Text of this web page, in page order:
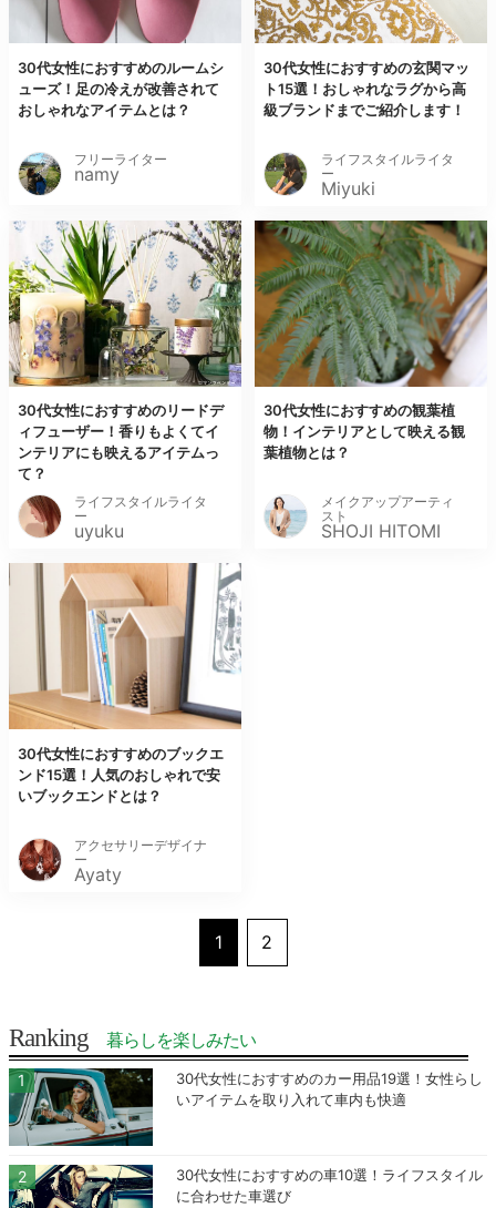
30代女性におすすめのルームシ
ューズ！足の冷えが改善されて
おしゃれなアイテムとは？
フリーライター
namy
30代女性におすすめの玄関マッ
ト15選！おしゃれなラグから高
級ブランドまでご紹介します！
ライフスタイルライタ
ー
Miyuki
30代女性におすすめのリードデ
ィフューザー！香りもよくてイ
ンテリアにも映えるアイテムっ
て？
ライフスタイルライタ
ー
uyuku
30代女性におすすめの観葉植
物！インテリアとして映える観
葉植物とは？
メイクアップアーティ
スト
SHOJI HITOMI
30代女性におすすめのブックエ
ンド15選！人気のおしゃれで安
いブックエンドとは？
アクセサリーデザイナ
ー
Ayaty
1 2
Ranking 暮らしを楽しみたい
30代女性におすすめのカー用品19選！女性らし
いアイテムを取り入れて車内も快適
30代女性におすすめの車10選！ライフスタイル
に合わせた車選び